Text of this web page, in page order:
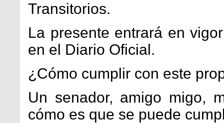
Transitorios.
La presente entrará en
en el Diario Oficial.
¿Cómo cumplir con este
Un senador, amigo migo,
cómo es que se puede